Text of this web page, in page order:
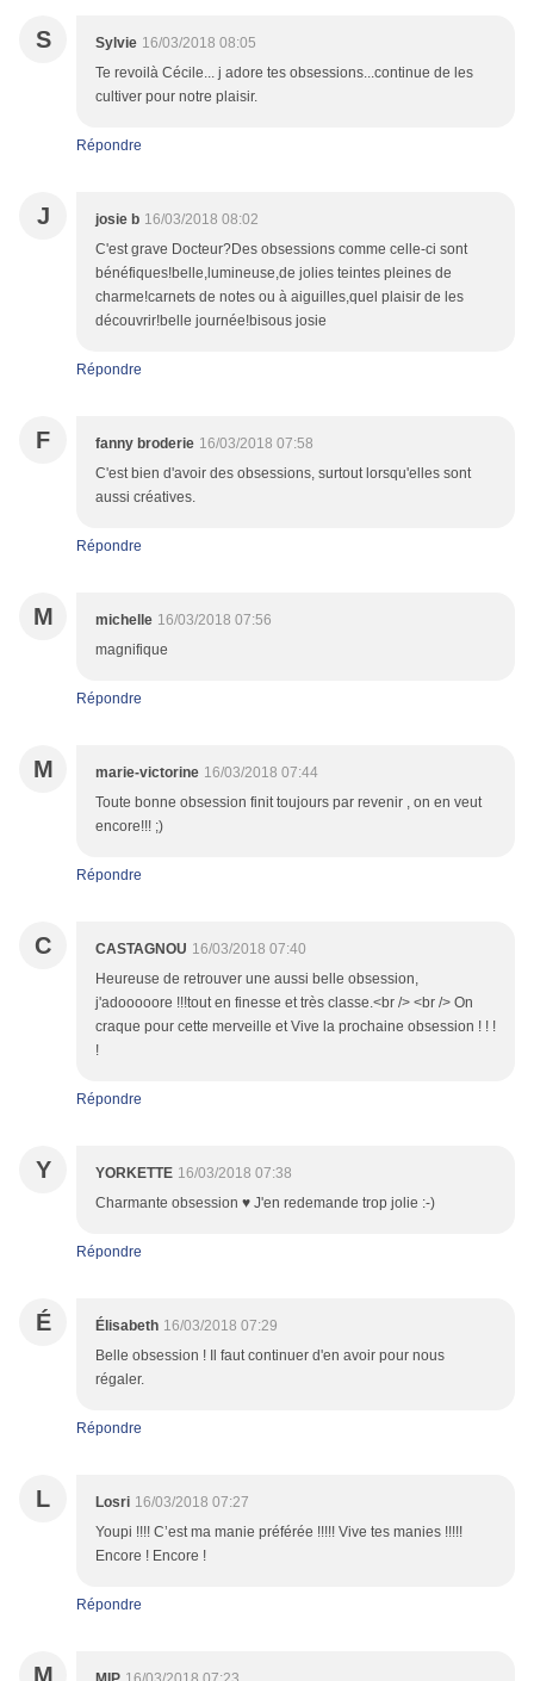
S Sylvie 16/03/2018 08:05
Te revoilà Cécile... j adore tes obsessions...continue de les
cultiver pour notre plaisir.
Répondre
J josie b 16/03/2018 08:02
C'est grave Docteur?Des obsessions comme celle-ci sont
bénéfiques!belle,lumineuse,de jolies teintes pleines de
charme!carnets de notes ou à aiguilles,quel plaisir de les
découvrir!belle journée!bisous josie
Répondre
F fanny broderie 16/03/2018 07:58
C'est bien d'avoir des obsessions, surtout lorsqu'elles sont
aussi créatives.
Répondre
M michelle 16/03/2018 07:56
magnifique
Répondre
M marie-victorine 16/03/2018 07:44
Toute bonne obsession finit toujours par revenir , on en veut
encore!!! ;)
Répondre
C CASTAGNOU 16/03/2018 07:40
Heureuse de retrouver une aussi belle obsession,
j'adooooore !!!tout en finesse et très classe.<br /> <br /> On
craque pour cette merveille et Vive la prochaine obsession ! ! !
!
Répondre
Y YORKETTE 16/03/2018 07:38
Charmante obsession ♥ J'en redemande trop jolie :-)
Répondre
É Élisabeth 16/03/2018 07:29
Belle obsession ! Il faut continuer d'en avoir pour nous
régaler.
Répondre
L Losri 16/03/2018 07:27
Youpi !!!! C’est ma manie préférée !!!!! Vive tes manies !!!!!
Encore ! Encore !
Répondre
M